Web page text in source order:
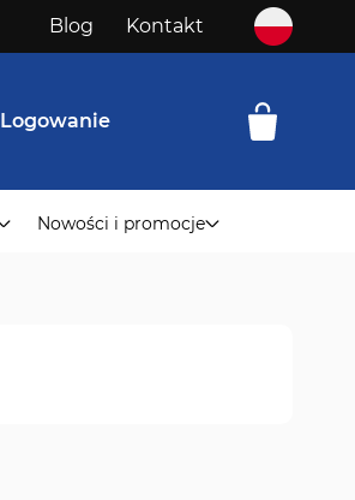
Blog Kontakt
Logowanie
Nowości i promocje